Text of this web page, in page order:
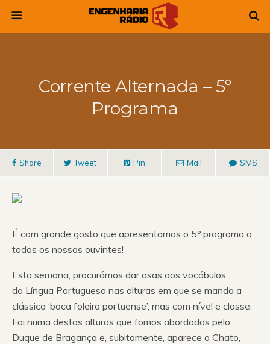
Corrente Alternada – 5º
Programa
Share Tweet Pin Mail SMS
É com grande gosto que apresentamos o 5º programa a
todos os nossos ouvintes!
Esta semana, procurámos dar asas aos vocábulos
da Língua Portuguesa nas alturas em que se manda a
clássica ‘boca foleira portuense’, mas com nível e classe.
Foi numa destas alturas que fomos abordados pelo
Duque de Bragança e, subitamente, aparece o Chato,